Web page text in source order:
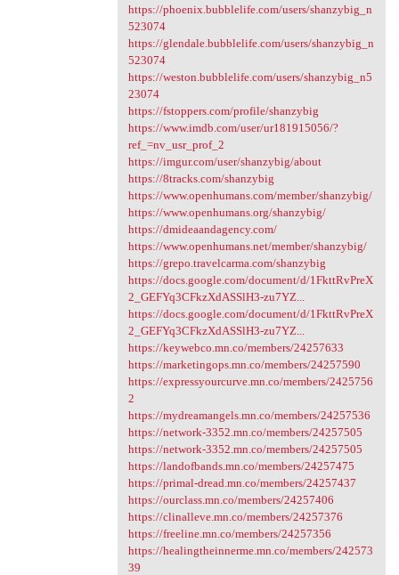
https://phoenix.bubblelife.com/users/shanzybig_n
523074
https://glendale.bubblelife.com/users/shanzybig_n
523074
https://weston.bubblelife.com/users/shanzybig_n5
23074
https://fstoppers.com/profile/shanzybig
https://www.imdb.com/user/ur181915056/?
ref_=nv_usr_prof_2
https://imgur.com/user/shanzybig/about
https://8tracks.com/shanzybig
https://www.openhumans.com/member/shanzybig/
https://www.openhumans.org/shanzybig/
https://dmideaandagency.com/
https://www.openhumans.net/member/shanzybig/
https://grepo.travelcarma.com/shanzybig
https://docs.google.com/document/d/1FkttRvPreX
2_GEFYq3CFkzXdASSlH3-zu7YZ...
https://docs.google.com/document/d/1FkttRvPreX
2_GEFYq3CFkzXdASSlH3-zu7YZ...
https://keywebco.mn.co/members/24257633
https://marketingops.mn.co/members/24257590
https://expressyourcurve.mn.co/members/2425756
2
https://mydreamangels.mn.co/members/24257536
https://network-3352.mn.co/members/24257505
https://network-3352.mn.co/members/24257505
https://landofbands.mn.co/members/24257475
https://primal-dread.mn.co/members/24257437
https://ourclass.mn.co/members/24257406
https://clinalleve.mn.co/members/24257376
https://freeline.mn.co/members/24257356
https://healingtheinnerme.mn.co/members/242573
39